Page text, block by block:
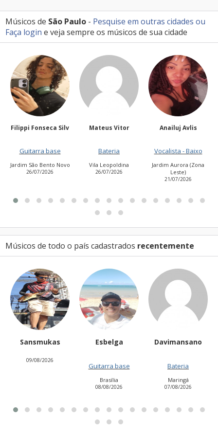
Músicos de São Paulo - Pesquise em outras cidades ou
Faça login e veja sempre os músicos de sua cidade
Filippi Fonseca Silv
Guitarra base
Jardim São Bento Novo
26/07/2026
Mateus Vitor
Bateria
Vila Leopoldina
26/07/2026
Anailuj Avlis
Vocalista - Baixo
Jardim Aurora (Zona
Leste)
21/07/2026
Músicos de todo o país cadastrados recentemente
Sansmukas
09/08/2026
Esbelga
Guitarra base
Brasília
08/08/2026
Davimansano
Bateria
Maringá
07/08/2026